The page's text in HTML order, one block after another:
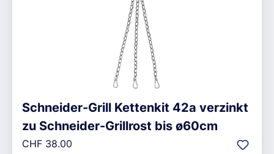
Schneider-Grill Kettenkit 42a verzinkt
zu Schneider-Grillrost bis ø60cm
Regulärer Preis:
CHF 38.00